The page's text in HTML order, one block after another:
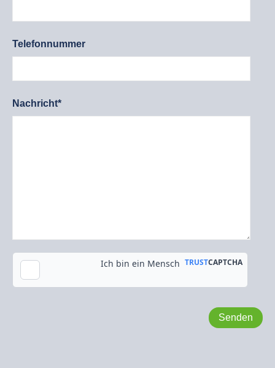
Telefonnummer
Nachricht*
Kopie an meine E-Mail-Adresse senden